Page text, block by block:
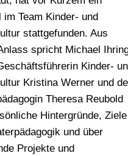
im Team Kinder- und
stattgefunden. Aus
spricht Michael
Kinder-
Kristina Werner und
Theresa Reubold
Hintergründe, Ziele
und über
Projekte und